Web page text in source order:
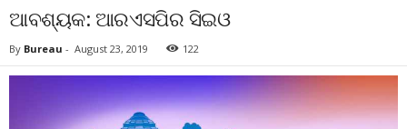
ଆବଶ୍ୟକ: ଆରଏସପିର ସିଇଓ
By Bureau - August 23, 2019 122